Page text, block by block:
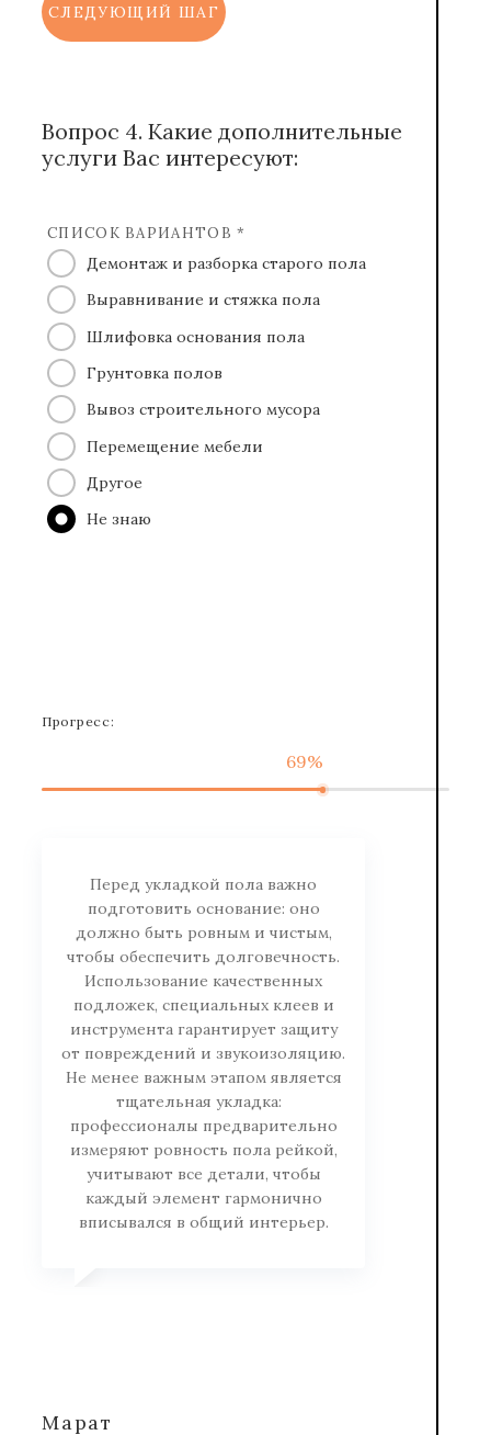
СЛЕДУЮЩИЙ ШАГ
Вопрос 4. Какие дополнительные
услуги Вас интересуют:
СПИСОК ВАРИАНТОВ *
Демонтаж и разборка старого пола
Выравнивание и стяжка пола
Шлифовка основания пола
Грунтовка полов
Вывоз строительного мусора
Перемещение мебели
Другое
Не знаю
Прогресс:
69%
Перед укладкой пола важно
подготовить основание: оно
должно быть ровным и чистым,
чтобы обеспечить долговечность.
Использование качественных
подложек, специальных клеев и
инструмента гарантирует защиту
от повреждений и звукоизоляцию.
Не менее важным этапом является
тщательная укладка:
профессионалы предварительно
измеряют ровность пола рейкой,
учитывают все детали, чтобы
каждый элемент гармонично
вписывался в общий интерьер.
Марат